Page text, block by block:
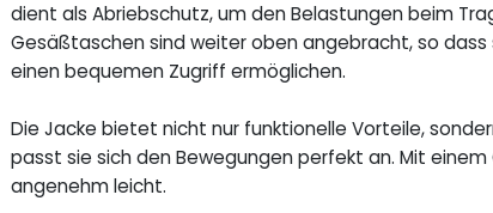
dient als Abriebschutz, um den Belastungen beim
Gesäßtaschen sind weiter oben angebracht, so
einen bequemen Zugriff ermöglichen.
Die Jacke bietet nicht nur funktionelle Vorteile,
passt sie sich den Bewegungen perfekt an. Mit
angenehm leicht.